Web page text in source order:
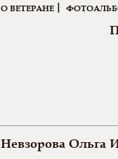
О ВЕТЕРАНЕ |
Невзорова Ольга